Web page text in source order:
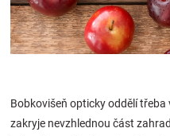
děti
oblečení
Bobkovišeň opticky oddělí třeba
zakryje nevzhlednou část